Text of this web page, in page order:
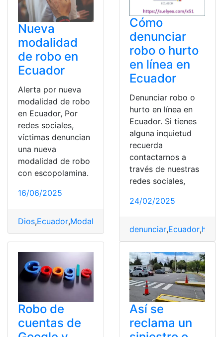
Nueva
modalidad
de robo en
Ecuador
Alerta por nueva
modalidad de robo
en Ecuador, Por
redes sociales,
víctimas denuncian
una nueva
modalidad de robo
con escopolamina.
16/06/2025
Dios,Ecuador,Modalidad
Cómo
denunciar
robo o hurto
en línea en
Ecuador
Denunciar robo o
hurto en línea en
Ecuador. Si tienes
alguna inquietud
recuerda
contactarnos a
través de nuestras
redes sociales,
24/02/2025
denunciar,Ecuador,hurto
Robo de
cuentas de
Así se
reclama un